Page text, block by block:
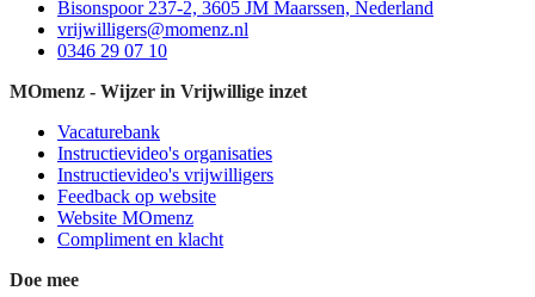
Bisonspoor 237-2, 3605 JM Maarssen, Nederland
vrijwilligers@momenz.nl
0346 29 07 10
MOmenz - Wijzer in Vrijwillige inzet
Vacaturebank
Instructievideo's organisaties
Instructievideo's vrijwilligers
Feedback op website
Website MOmenz
Compliment en klacht
Doe mee